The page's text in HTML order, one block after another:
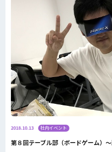
2018.10.13 社内イベント
第８回テーブル部（ボードゲーム）